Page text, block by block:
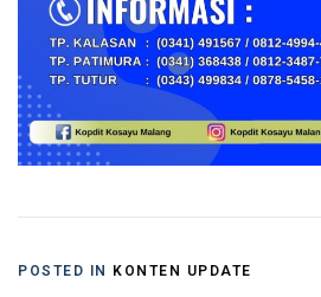
POSTED IN KONTEN UPDATE